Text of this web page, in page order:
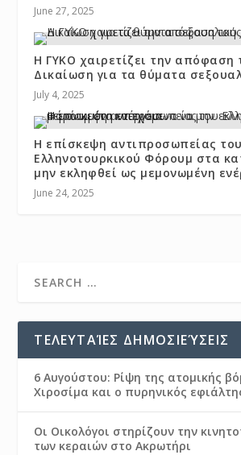
June 27, 2025
Η ΓΥΚΟ χαιρετίζει την απόφαση
Δικαίωση για τα θύματα
July 4, 2025
H επίσκεψη αντιπροσωπείας του
Ελληνοτουρκικού Φόρουμ στα
μην εκληφθεί ως μεμονωμένη
June 24, 2025
ΤΕΛΕΥΤΑΊΕΣ ΔΗΜΟΣΙΕΎΣΕΙΣ
6 Αυγούστου: Ρίψη της ατομικής
Χιροσίμα και ο πυρηνικός
Οι Οικολόγοι στηρίζουν την
των κεραιών στο Ακρωτήρι